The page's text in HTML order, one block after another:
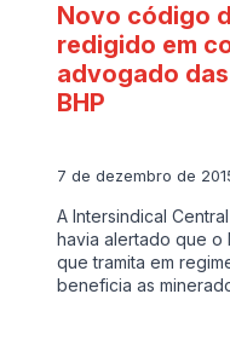
Novo código
redigido em
advogado
BHP
7 de dezembro de
A Intersindical
havia alertado que o
que tramita em
beneficia as